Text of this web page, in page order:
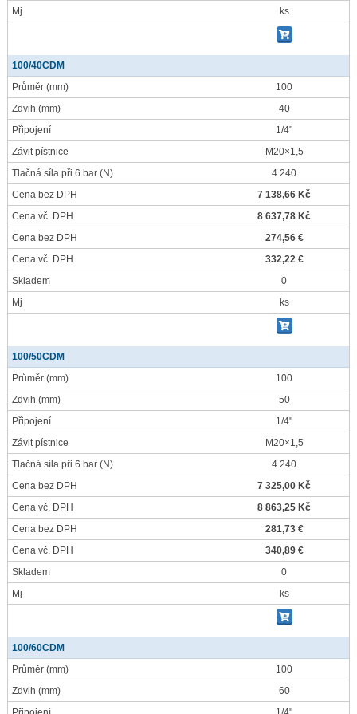
Mj
ks
100/40CDM
Průměr (mm)
100
Zdvih (mm)
40
Připojení
1/4"
Závit pístnice
M20×1,5
Tlačná síla při 6 bar (N)
4 240
Cena bez DPH
7 138,66 Kč
Cena vč. DPH
8 637,78 Kč
Cena bez DPH
274,56 €
Cena vč. DPH
332,22 €
Skladem
0
Mj
ks
100/50CDM
Průměr (mm)
100
Zdvih (mm)
50
Připojení
1/4"
Závit pístnice
M20×1,5
Tlačná síla při 6 bar (N)
4 240
Cena bez DPH
7 325,00 Kč
Cena vč. DPH
8 863,25 Kč
Cena bez DPH
281,73 €
Cena vč. DPH
340,89 €
Skladem
0
Mj
ks
100/60CDM
Průměr (mm)
100
Zdvih (mm)
60